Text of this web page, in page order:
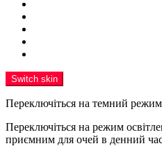
Switch skin
Переключіться на темний
Переключіться на режим
приємним для очей в денний